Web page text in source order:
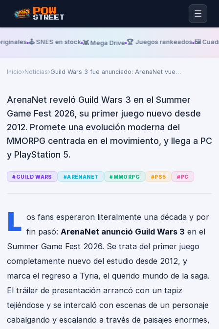
POW
STREET ☰
🕹️ SNES en stock 👾 Mega Drive 🏆 Juegos rankeados 🖼️
Inicio›Noticias›Guild Wars 3 fue anunciado: ArenaNet vue…
INSIDER GAMING
Guild Wars 3 fue anunciado:
ArenaNet vuelve a Tyria y, por
primera vez, llega a consolas
ArenaNet reveló Guild Wars 3 en el Summer
Game Fest 2026, su primer juego nuevo desde
2012. Promete una evolución moderna del
MMORPG centrada en el movimiento, y llega a PC
y PlayStation 5.
#GUILD WARS #ARENANET #MMORPG #PS5 #PC
L os fans esperaron literalmente una década y por
fin pasó: ArenaNet anunció Guild Wars 3 en el
Summer Game Fest 2026. Se trata del primer juego
completamente nuevo del estudio desde 2012, y
marca el regreso a Tyria, el querido mundo de la saga.
El tráiler de presentación arrancó con un tapiz
tejiéndose y se intercaló con escenas de un personaje
cabalgando y escalando a través de paisajes enormes,